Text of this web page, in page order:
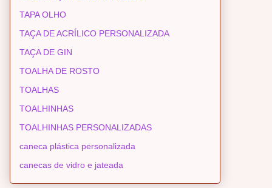
TAPA OLHO
TAÇA DE ACRÍLICO PERSONALIZADA
TAÇA DE GIN
TOALHA DE ROSTO
TOALHAS
TOALHINHAS
TOALHINHAS PERSONALIZADAS
caneca plástica personalizada
canecas de vidro e jateada